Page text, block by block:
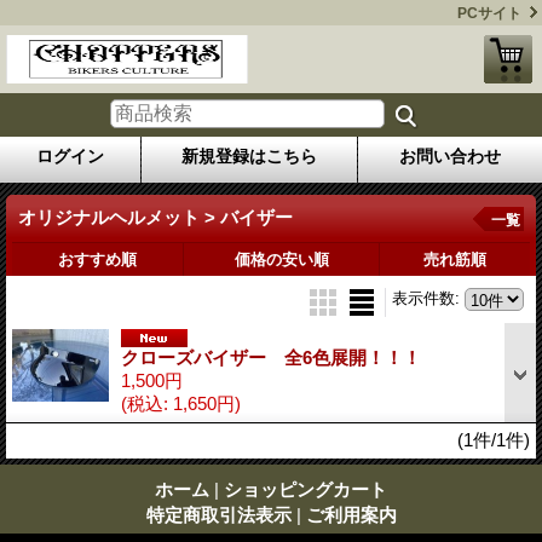
PCサイト
ログイン 新規登録はこちら お問い合わせ
オリジナルヘルメット > バイザー 一覧
おすすめ順 価格の安い順 売れ筋順
表示件数:
クローズバイザー 全6色展開！！！
1,500円
(税込: 1,650円)
(1件/1件)
ホーム | ショッピングカート
特定商取引法表示 | ご利用案内